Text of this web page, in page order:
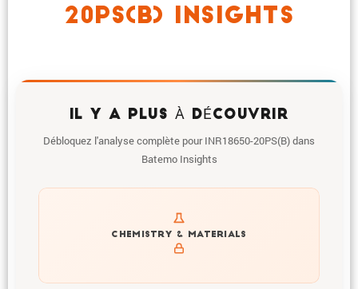
20PS(B) INSIGHTS
IL Y A PLUS À DÉCOUVRIR
Débloquez l'analyse complète pour INR18650-20PS(B) dans
Batemo Insights
CHEMISTRY & MATERIALS
Get to know active materials for the INR18650-20PS(B)